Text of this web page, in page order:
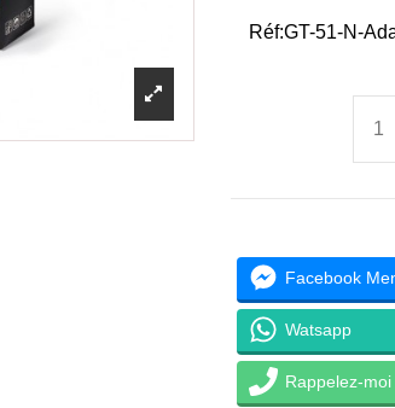
Réf:GT-51-N-
Facebook
Watsapp
Rappelez-moi